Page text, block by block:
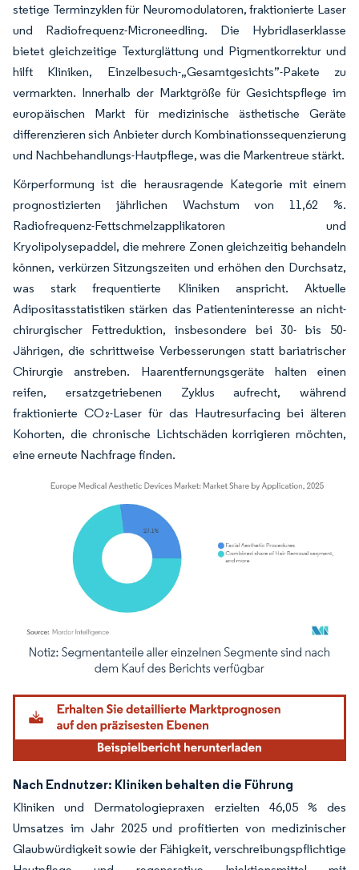
stetige Terminzyklen für Neuromodulatoren, fraktionierte Laser
und Radiofrequenz-Microneedling. Die Hybridlaserklasse
bietet gleichzeitige Texturglättung und Pigmentkorrektur und
hilft Kliniken, Einzelbesuch-„Gesamtgesichts”-Pakete zu
vermarkten. Innerhalb der Marktgröße für Gesichtspflege im
europäischen Markt für medizinische ästhetische Geräte
differenzieren sich Anbieter durch Kombinationssequenzierung
und Nachbehandlungs-Hautpflege, was die Markentreue stärkt.
Körperformung ist die herausragende Kategorie mit einem
prognostizierten jährlichen Wachstum von 11,62 %.
Radiofrequenz-Fettschmelzapplikatoren und
Kryolipolysepaddel, die mehrere Zonen gleichzeitig behandeln
können, verkürzen Sitzungszeiten und erhöhen den Durchsatz,
was stark frequentierte Kliniken anspricht. Aktuelle
Adipositasstatistiken stärken das Patienteninteresse an nicht-
chirurgischer Fettreduktion, insbesondere bei 30- bis 50-
Jährigen, die schrittweise Verbesserungen statt bariatrischer
Chirurgie anstreben. Haarentfernungsgeräte halten einen
reifen, ersatzgetriebenen Zyklus aufrecht, während
fraktionierte CO₂-Laser für das Hautresurfacing bei älteren
Kohorten, die chronische Lichtschäden korrigieren möchten,
eine erneute Nachfrage finden.
Bild © Mordor Intelligence. Wiederverwendung erfordert Namensnennung
Nach Endnutzer: Kliniken behalten die Führung
Kliniken und Dermatologiepraxen erzielten 46,05 % des
Umsatzes im Jahr 2025 und profitierten von medizinischer
Glaubwürdigkeit sowie der Fähigkeit, verschreibungspflichtige